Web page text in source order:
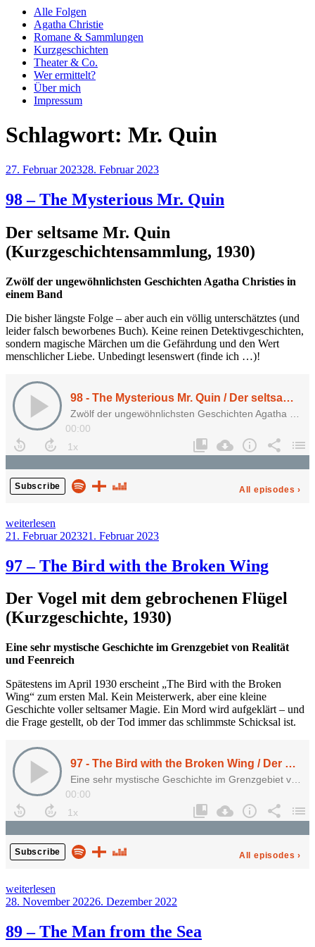
Alle Folgen
Agatha Christie
Romane & Sammlungen
Kurzgeschichten
Theater & Co.
Wer ermittelt?
Über mich
Impressum
Schlagwort: Mr. Quin
Veröffentlicht
27. Februar 202328. Februar 2023
98 – The Mysterious Mr. Quin
Der seltsame Mr. Quin
(Kurzgeschichtensammlung, 1930)
Zwölf der ungewöhnlichsten Geschichten Agatha Christies in
einem Band
Die bisher längste Folge – aber auch ein völlig unterschätztes (und
leider falsch beworbenes Buch). Keine reinen Detektivgeschichten,
sondern magische Märchen um die Gefährdung und den Wert
menschlicher Liebe. Unbedingt lesenswert (finde ich …)!
„98
–
Mysterious
Mr.
weiterlesen
Veröffentlicht
21. Februar 202321. Februar 2023
97 – The Bird with the Broken Wing
Der Vogel mit dem gebrochenen Flügel
(Kurzgeschichte, 1930)
Eine sehr mystische Geschichte im Grenzgebiet von Realität
und Feenreich
Spätestens im April 1930 erscheint „The Bird with the Broken
Wing“ zum ersten Mal. Kein Meisterwerk, aber eine kleine
Geschichte voller seltsamer Magie. Ein Mord wird aufgeklärt – und
die Frage gestellt, ob der Tod immer das schlimmste Schicksal ist.
„97
–
Bird
with
weiterlesen
Veröffentlicht
28. November 20226. Dezember 2022
89 – The Man from the Sea